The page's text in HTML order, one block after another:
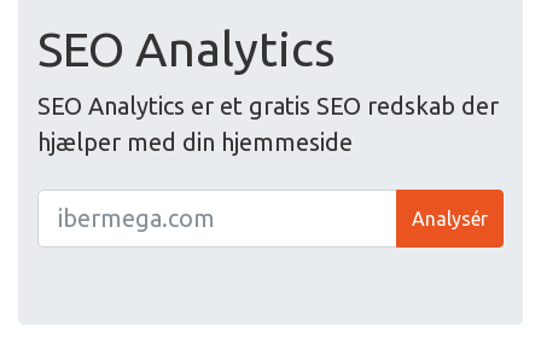
SEO Analytics
SEO Analytics er et gratis SEO redskab der
hjælper med din hjemmeside
Analysér